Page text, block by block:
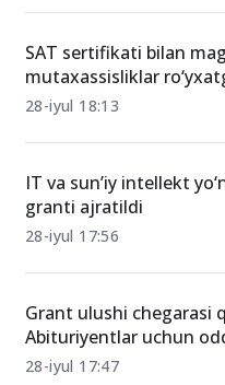
SAT sertifikati bilan
mutaxassisliklar
28-iyul 18:13
IT va sun’iy intellekt
granti ajratildi
28-iyul 17:56
Grant ulushi chegarasi
Abituriyentlar uchun
28-iyul 17:47